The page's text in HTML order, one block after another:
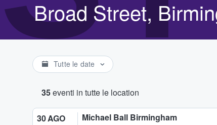
Broad Street,
Tutte le date
35eventi in tutte le location
30 AGO Michael Ball Birmingham